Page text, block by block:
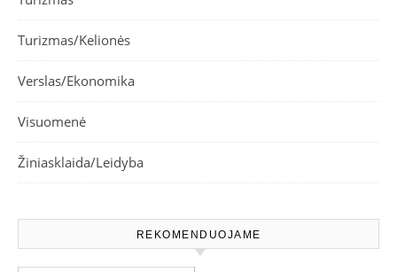
Turizmas/Kelionės
Verslas/Ekonomika
Visuomenė
Žiniasklaida/Leidyba
REKOMENDUOJAME